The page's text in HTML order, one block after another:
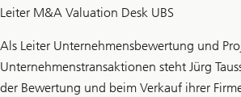
Leiter M&A Valuation Desk UBS
Als Leiter Unternehmensbewertung und
Unternehmenstransaktionen steht Jürg
der Bewertung und beim Verkauf ihrer